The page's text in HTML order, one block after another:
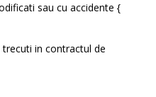
sau cu accidente {
trecuti in contractul de